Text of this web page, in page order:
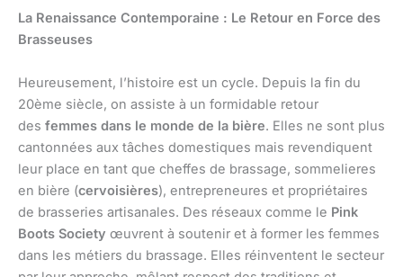
La Renaissance Contemporaine : Le Retour en Force des
Brasseuses
Heureusement, l’histoire est un cycle. Depuis la fin du
20ème siècle, on assiste à un formidable retour
des femmes dans le monde de la bière. Elles ne sont plus
cantonnées aux tâches domestiques mais revendiquent
leur place en tant que cheffes de brassage, sommelieres
en bière (cervoisières), entrepreneures et propriétaires
de brasseries artisanales. Des réseaux comme le Pink
Boots Society œuvrent à soutenir et à former les femmes
dans les métiers du brassage. Elles réinventent le secteur